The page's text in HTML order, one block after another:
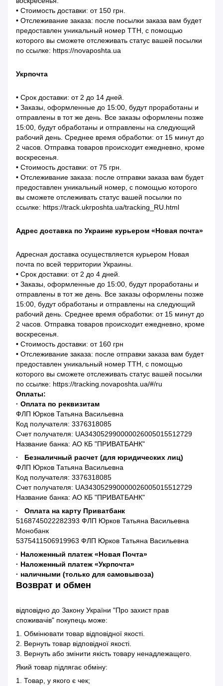
• Стоимость доставки: от 150 грн.
• Отслеживание заказа: после посылки заказа вам будет
предоставлен уникальный номер ТТН, с помощью
которого вы сможете отслеживать статус вашей посылки
по ссылке: https://novaposhta.ua
Укрпочта
• Срок доставки: от 2 до 14 дней.
• Заказы, оформленные до 15:00, будут проработаны и
отправлены в тот же день. Все заказы оформлены позже
15:00, будут обработаны и отправлены на следующий
рабочий день. Среднее время обработки: от 15 минут до
2 часов. Отправка товаров происходит ежедневно, кроме
воскресенья.
• Стоимость доставки: от 75 грн.
• Отслеживание заказа: после отправки заказа вам будет
предоставлен уникальный номер, с помощью которого
вы сможете отслеживать статус вашей посылки по
ссылке: https://track.ukrposhta.ua/tracking_RU.html
Адрес доставка по Украине курьером «Новая почта»
Адресная доставка осуществляется курьером Новая
почта по всей территории Украины.
• Срок доставки: от 2 до 4 дней.
• Заказы, оформленные до 15:00, будут проработаны и
отправлены в тот же день. Все заказы оформлены позже
15:00, будут обработаны и отправлены на следующий
рабочий день. Среднее время обработки: от 15 минут до
2 часов. Отправка товаров происходит ежедневно, кроме
воскресенья.
• Стоимость доставки: от 160 грн
• Отслеживание заказа: после отправки заказа вам будет
предоставлен уникальный номер ТТН, с помощью
которого вы сможете отслеживать статус вашей посылки
по ссылке: https://tracking.novaposhta.ua/#/ru
Оплаты:
· Оплата по реквизитам
ФЛП Юрков Татьяна Васильевна
Код получателя: 3376318085
Счет получателя: UA343052990000026005015512729
Название банка: АО КБ "ПРИВАТБАНК"
· Безналичный расчет (для юридических лиц)
ФЛП Юрков Татьяна Васильевна
Код получателя: 3376318085
Счет получателя: UA343052990000026005015512729
Название банка: АО КБ "ПРИВАТБАНК"
· Оплата на карту Приватбанк
5168745022282393 ФЛП Юрков Татьяна Васильевна
Монобанк
5375411506919963 ФЛП Юрков Татьяна Васильевна
· Наложенный платеж «Новая Почта»
· Наложенный платеж «Укрпочта»
· наличными (только для самовывоза)
Возврат и обмен
відповідно до Закону України "Про захист прав
споживачів" покупець може:
1. Обмінювати товар відповідної якості.
2. Вернуть товар відповідної якості.
3. Вернуть або змінити якість товару ненадлежащего.
Який товар підлягає обміну:
1. Товар, у якого є чек;